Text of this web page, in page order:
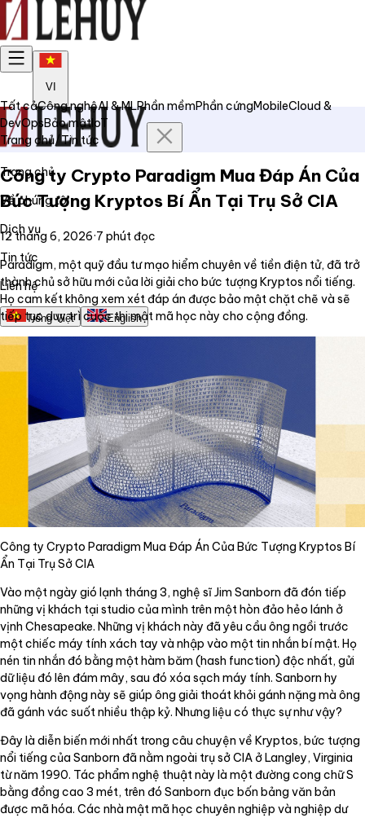
VI
Trang chủ
Về chúng tôi
Dịch vụ
Tin tức
Liên hệ
Tiếng Việt English
Tất cảCông nghệAI & MLPhần mềmPhần cứngMobileCloud &
DevOpsBảo mậtIoT
Trang chủ/Tin tức
Công ty Crypto Paradigm Mua Đáp Án Của
Bức Tượng Kryptos Bí Ẩn Tại Trụ Sở CIA
12 tháng 6, 2026·7 phút đọc
Paradigm, một quỹ đầu tư mạo hiểm chuyên về tiền điện tử, đã trở
thành chủ sở hữu mới của lời giải cho bức tượng Kryptos nổi tiếng.
Họ cam kết không xem xét đáp án được bảo mật chặt chẽ và sẽ
tiếp tục duy trì cuộc thi mật mã học này cho cộng đồng.
Công ty Crypto Paradigm Mua Đáp Án Của Bức Tượng Kryptos Bí
Ẩn Tại Trụ Sở CIA
Vào một ngày gió lạnh tháng 3, nghệ sĩ Jim Sanborn đã đón tiếp
những vị khách tại studio của mình trên một hòn đảo hẻo lánh ở
vịnh Chesapeake. Những vị khách này đã yêu cầu ông ngồi trước
một chiếc máy tính xách tay và nhập vào một tin nhắn bí mật. Họ
nén tin nhắn đó bằng một hàm băm (hash function) độc nhất, gửi
dữ liệu đó lên đám mây, sau đó xóa sạch máy tính. Sanborn hy
vọng hành động này sẽ giúp ông giải thoát khỏi gánh nặng mà ông
đã gánh vác suốt nhiều thập kỷ. Nhưng liệu có thực sự như vậy?
Đây là diễn biến mới nhất trong câu chuyện về Kryptos, bức tượng
nổi tiếng của Sanborn đã nằm ngoài trụ sở CIA ở Langley, Virginia
từ năm 1990. Tác phẩm nghệ thuật này là một đường cong chữ S
bằng đồng cao 3 mét, trên đó Sanborn đục bốn bảng văn bản
được mã hóa. Các nhà mật mã học chuyên nghiệp và nghiệp dư